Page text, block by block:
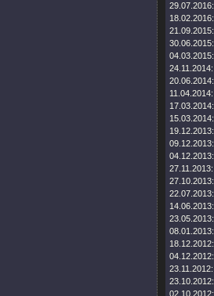
29.07.2016:
18.02.2016:
21.09.2015:
30.06.2015:
04.03.2015:
24.11.2014:
20.06.2014:
11.04.2014:
17.03.2014:
15.03.2014:
19.12.2013:
09.12.2013:
04.12.2013:
27.11.2013:
27.10.2013:
22.07.2013:
14.06.2013:
23.05.2013:
08.01.2013:
18.12.2012:
04.12.2012:
23.11.2012:
23.10.2012:
02.10.2012: